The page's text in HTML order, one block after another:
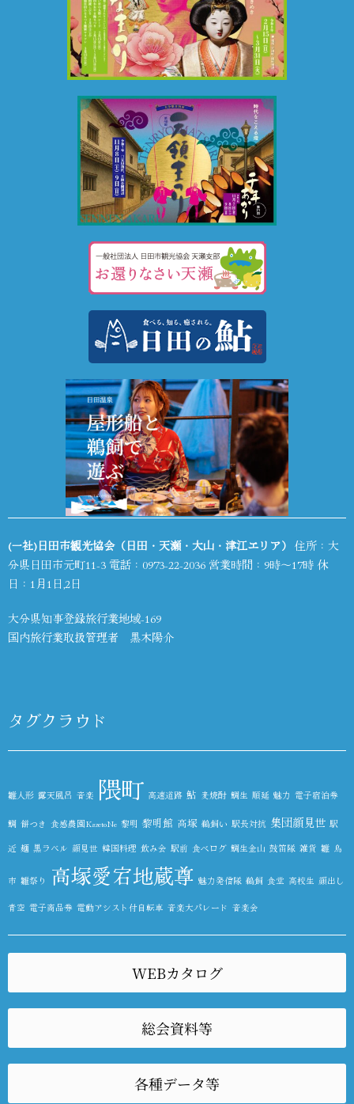
(一社)日田市観光協会（日田・天瀬・大山・津江エリア） 住所：大
分県日田市元町11-3 電話： 0973-22-2036 営業時間：9時～17時 休
日：1月1日,2日
大分県知事登録旅行業地域-169
国内旅行業取扱管理者 黒木陽介
タグクラウド
雛人形 露天風呂 音楽 隈町 高速道路 鮎 麦焼酎 鯛生 順延 魅力 電子宿泊券
鯛 餅つき 食感農園KazetoNe 黎明 黎明館 高塚 鵜飼い 駅長対抗 集団顔見世 駅
近 麺 黒ラベル 顔見世 韓国料理 飲み会 駅前 食べログ 鯛生金山 鼓笛隊 雑貨 雛 鳥
市 雛祭り 高塚愛宕地蔵尊 魅力発信隊 鵜飼 食堂 高校生 顔出し
青空 電子商品券 電動アシスト付自転車 音楽大パレード 音楽会
WEBカタログ
総会資料等
各種データ等